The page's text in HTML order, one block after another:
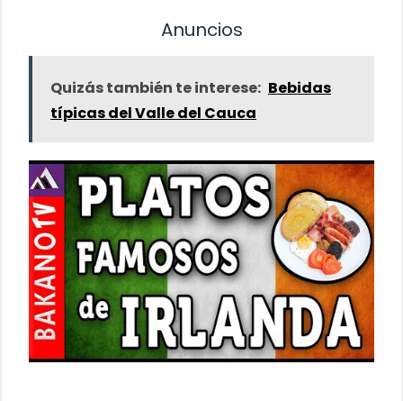
Anuncios
Quizás también te interese: Bebidas
típicas del Valle del Cauca